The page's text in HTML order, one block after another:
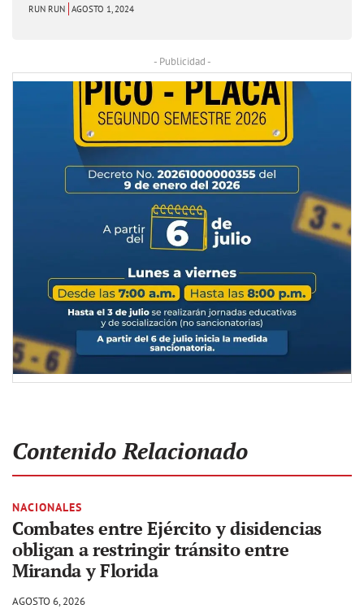
RUN RUN AGOSTO 1, 2024
- Publicidad -
Contenido Relacionado
NACIONALES
Combates entre Ejército y disidencias
obligan a restringir tránsito entre
Miranda y Florida
AGOSTO 6, 2026